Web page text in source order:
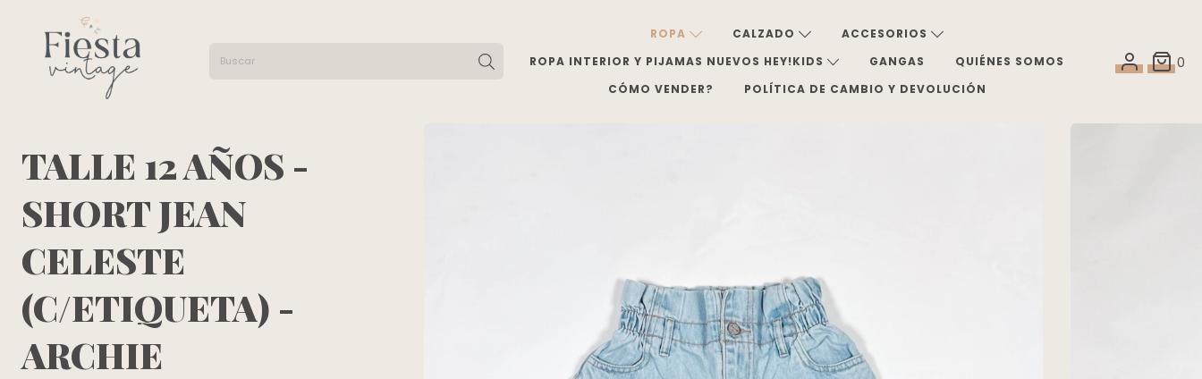
ROPA CALZADO
ACCESORIOS
ROPA INTERIOR Y PIJAMAS NUEVOS HEY!KIDS
GANGAS
QUIÉNES SOMOS
CÓMO VENDER?
POLÍTICA DE CAMBIO Y DEVOLUCIÓN
0
TALLE 12 AÑOS -
SHORT JEAN
CELESTE
(C/ETIQUETA) -
ARCHIE